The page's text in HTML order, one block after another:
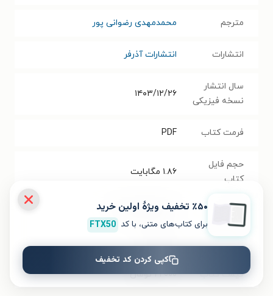
مترجم محمدمهدی رضوانی پور
انتشارات انتشارات آذرفر
سال انتشار
نسخه فیزیکی
۱۴۰۳/۱۲/۲۶
فرمت کتاب PDF
حجم فایل
کتاب
۱.۸۶ مگابایت
۹۷۸۶۲۲۳۵۶۲۳۲۷
قیمت کتاب ۲۲۰۰۰ تومان
٪۵۰ تخفیف ویژۀ اولین خرید
برای کتاب‌های متنی، با کد FTX50
کپی کردن کد تخفیف